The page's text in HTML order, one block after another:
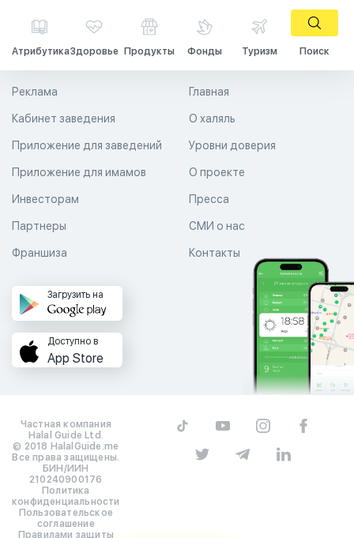
АтрибутикаЗдоровье Продукты Фонды Туризм Поиск
Главная
О халяль
Уровни доверия
Реклама
Кабинет заведения
Приложение для заведений
Приложение для имамов О проекте
Пресса
СМИ о нас
Контакты
Инвесторам
Партнеры
Франшиза
Загрузить на
Доступно в
App Store
Частная компания
Halal Guide Ltd.
© 2018 HalalGuide.me
Все права защищены.
БИН/ИИН
210240900176
Политика
конфиденциальности
Пользовательское
соглашение
Правилами защиты